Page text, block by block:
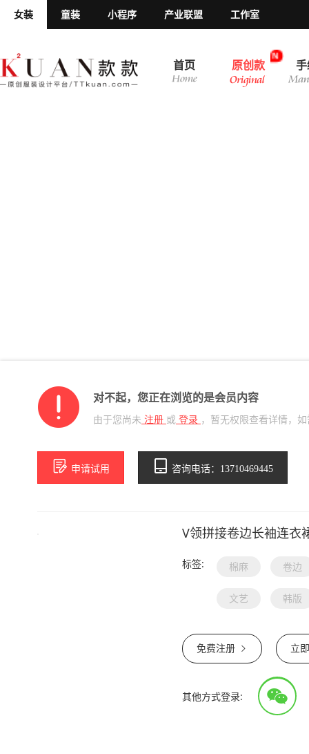
女装 童装 小程序 产业联盟 工作室
首页 原创款
N
对不起，您正在浏览的是会员内容
由于您尚未 注册 或 登录 ，暂无权限查看详情，
申请试用 咨询电话：13710469445
V领拼接卷边长袖连衣
标签: 棉麻 卷边
文艺 韩版
免费注册 立
其他方式登录: